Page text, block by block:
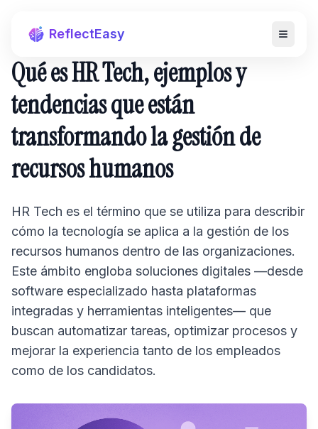
ReflectEasy
Qué es HR Tech, ejemplos y
tendencias que están
transformando la gestión de
recursos humanos
HR Tech es el término que se utiliza para describir
cómo la tecnología se aplica a la gestión de los
recursos humanos dentro de las organizaciones.
Este ámbito engloba soluciones digitales —desde
software especializado hasta plataformas
integradas y herramientas inteligentes— que
buscan automatizar tareas, optimizar procesos y
mejorar la experiencia tanto de los empleados
como de los candidatos.